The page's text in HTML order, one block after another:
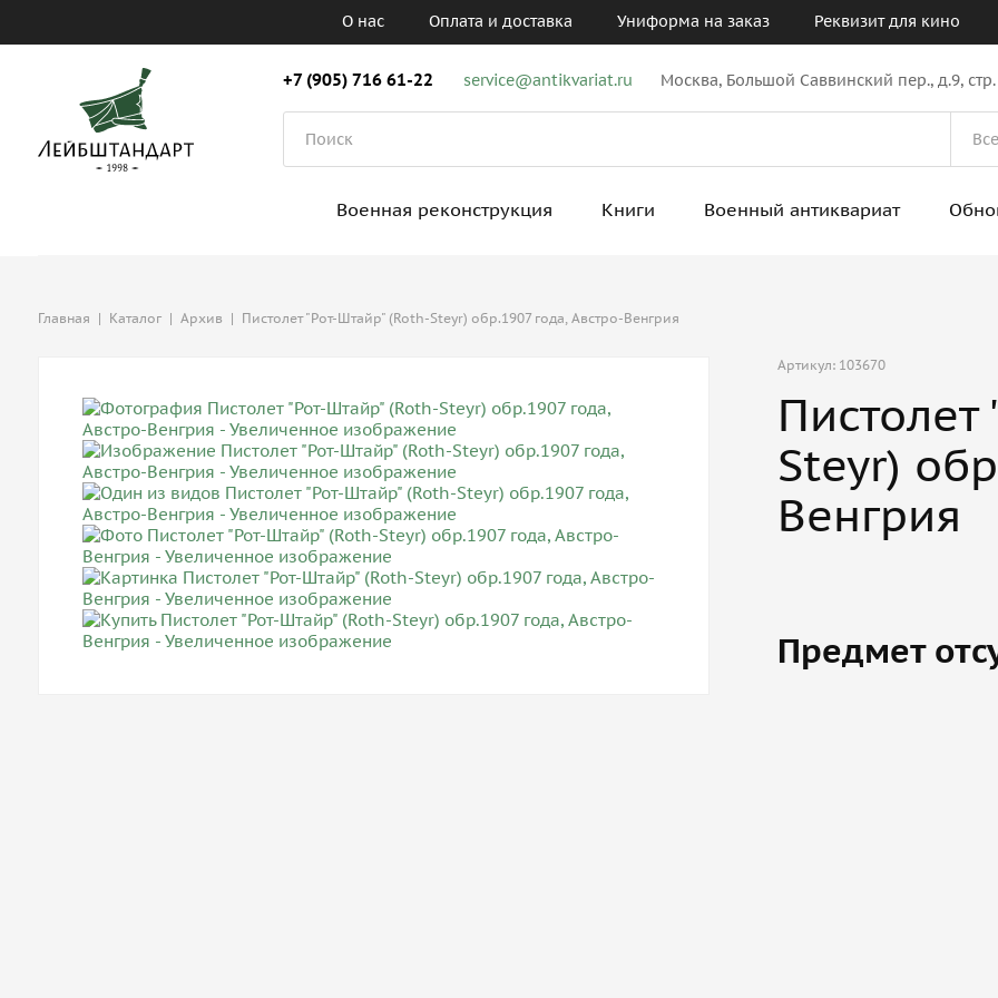
О нас Оплата и доставка Униформа на заказ Реквизит для кино
+7 (905) 716 61-22 service@antikvariat.ru Москва, Большой Саввинский пер., д.9,
Военная реконструкция Книги Военный антиквариат
Главная | Каталог | Архив | Пистолет "Рот-Штайр" (Roth-Steyr) обр.1907 года, Австро-Венгрия
Артикул: 103670
Steyr)
Венгрия
Предмет